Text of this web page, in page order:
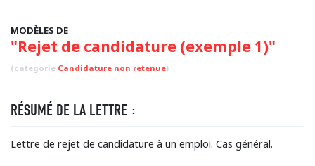
MODÈLES DE
"Rejet de candidature (exemple 1)"
(categorie Candidature non retenue)
RÉSUMÉ DE LA LETTRE :
Lettre de rejet de candidature à un emploi. Cas général.